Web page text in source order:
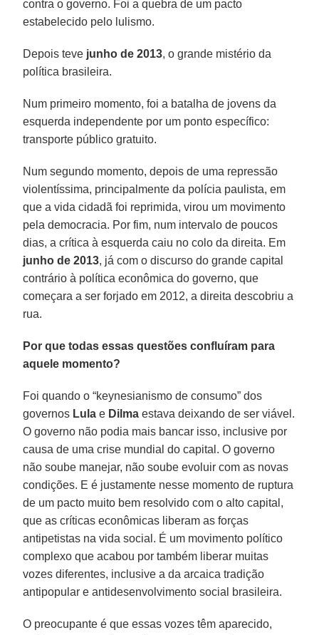
contra o governo. Foi a quebra de um pacto
estabelecido pelo lulismo.
Depois teve junho de 2013, o grande mistério da
política brasileira.
Num primeiro momento, foi a batalha de jovens da
esquerda independente por um ponto específico:
transporte público gratuito.
Num segundo momento, depois de uma repressão
violentíssima, principalmente da polícia paulista, em
que a vida cidadã foi reprimida, virou um movimento
pela democracia. Por fim, num intervalo de poucos
dias, a crítica à esquerda caiu no colo da direita. Em
junho de 2013, já com o discurso do grande capital
contrário à política econômica do governo, que
começara a ser forjado em 2012, a direita descobriu a
rua.
Por que todas essas questões confluíram para
aquele momento?
Foi quando o “keynesianismo de consumo” dos
governos Lula e Dilma estava deixando de ser viável.
O governo não podia mais bancar isso, inclusive por
causa de uma crise mundial do capital. O governo
não soube manejar, não soube evoluir com as novas
condições. E é justamente nesse momento de ruptura
de um pacto muito bem resolvido com o alto capital,
que as críticas econômicas liberam as forças
antipetistas na vida social. É um movimento político
complexo que acabou por também liberar muitas
vozes diferentes, inclusive a da arcaica tradição
antipopular e antidesenvolvimento social brasileira.
O preocupante é que essas vozes têm aparecido,